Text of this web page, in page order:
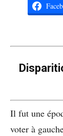
Il fut une
voter à